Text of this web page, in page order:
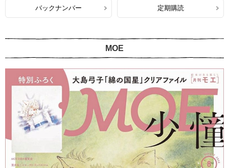
バックナンバー 定期購読
MOE